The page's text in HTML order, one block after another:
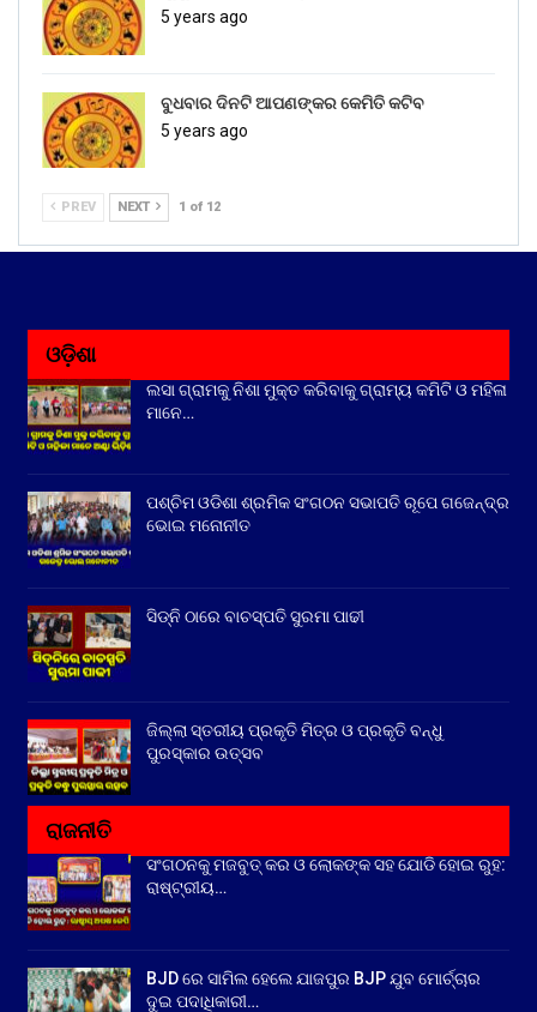
5 years ago
ବୁଧବାର ଦିନଟି ଆପଣଙ୍କର କେମିତି କଟିବ
5 years ago
PREV NEXT 1 of 12
ଓଡ଼ିଶା
ଲସା ଗ୍ରାମକୁ ନିଶା ମୁକ୍ତ କରିବାକୁ ଗ୍ରାମ୍ୟ କମିଟି ଓ ମହିଳା
ମାନେ…
ପଶ୍ଚିମ ଓଡିଶା ଶ୍ରମିକ ସଂଗଠନ ସଭାପତି ରୂପେ ଗଜେନ୍ଦ୍ର
ଭୋଇ ମନୋନୀତ
ସିଡ୍‌ନି ଠାରେ ବାଚସ୍ପତି ସୁରମା ପାଢୀ
ଜିଲ୍ଲା ସ୍ତରୀୟ ପ୍ରକୃତି ମିତ୍ର ଓ ପ୍ରକୃତି ବନ୍ଧୁ
ପୁରସ୍କାର ଉତ୍ସବ
ରାଜନୀତି
ସଂଗଠନକୁ ମଜବୁତ୍ କର ଓ ଲୋକଙ୍କ ସହ ଯୋଡି ହୋଇ ରୁହ:
ରାଷ୍ଟ୍ରୀୟ…
BJD ରେ ସାମିଲ ହେଲେ ଯାଜପୁର BJP ଯୁବ ମୋର୍ଚ୍ଚାର
ଦୁଇ ପଦାଧିକାରୀ…